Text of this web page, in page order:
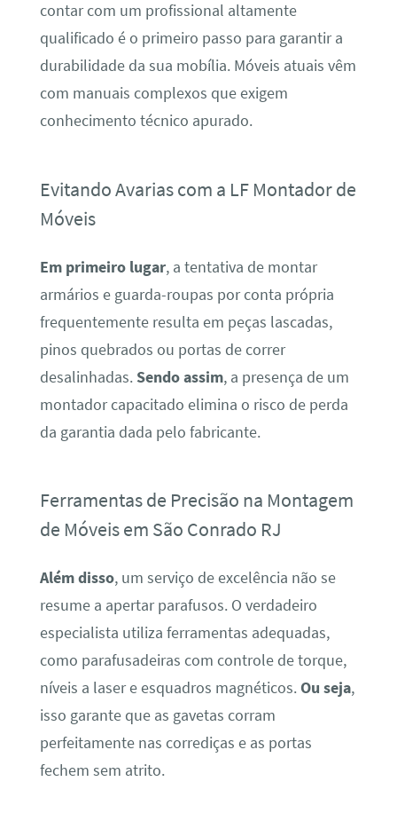
contar com um profissional altamente
qualificado é o primeiro passo para garantir a
durabilidade da sua mobília. Móveis atuais vêm
com manuais complexos que exigem
conhecimento técnico apurado.
Evitando Avarias com a LF Montador de
Móveis
Em primeiro lugar, a tentativa de montar
armários e guarda-roupas por conta própria
frequentemente resulta em peças lascadas,
pinos quebrados ou portas de correr
desalinhadas. Sendo assim, a presença de um
montador capacitado elimina o risco de perda
da garantia dada pelo fabricante.
Ferramentas de Precisão na Montagem
de Móveis em São Conrado RJ
Além disso, um serviço de excelência não se
resume a apertar parafusos. O verdadeiro
especialista utiliza ferramentas adequadas,
como parafusadeiras com controle de torque,
níveis a laser e esquadros magnéticos.Ou seja,
isso garante que as gavetas corram
perfeitamente nas corrediças e as portas
fechem sem atrito.